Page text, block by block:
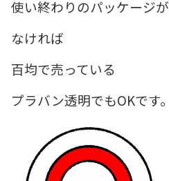
使い終わりのパッケージが
なければ
百均で売っている
プラバン透明でもOKです。